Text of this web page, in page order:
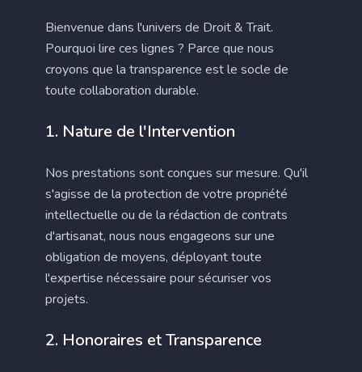
Bienvenue dans l'univers de Droit & Trait.
Pourquoi lire ces lignes ? Parce que nous
croyons que la transparence est le socle de
toute collaboration durable.
1. Nature de l'Intervention
Nos prestations sont conçues sur mesure. Qu'il
s'agisse de la protection de votre propriété
intellectuelle ou de la rédaction de contrats
d'artisanat, nous nous engageons sur une
obligation de moyens, déployant toute
l'expertise nécessaire pour sécuriser vos
projets.
2. Honoraires et Transparence